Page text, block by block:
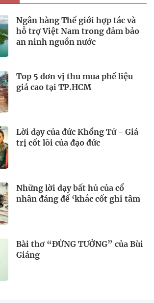
Ngân hàng Thế giới hợp tác và
hỗ trợ Việt Nam trong đảm bảo
an ninh nguồn nước
Top 5 đơn vị thu mua phế liệu
giá cao tại TP.HCM
Lời dạy của đức Khổng Tử - Giá
trị cốt lõi của đạo đức
Những lời dạy bất hủ của cổ
nhân đáng để ‘khắc cốt ghi tâm
Bài thơ “ĐỪNG TƯỞNG” của Bùi
Giáng